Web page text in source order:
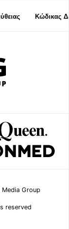
Κώδικας
Group
reserved